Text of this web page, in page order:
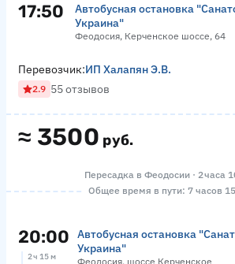
17:50
Автобусная остановка
Украина"
Феодосия, Керченское шоссе, 64
≈ 3500 руб.
Перевозчик:ИП Халапян Э.В.
2.9 55 отзывов
Пересадка в Феодосии · 2 часа
Общее время в пути: 7 часов
20:00
Автобусная остановка
Украина"
Феодосия, шоссе Керченское
2 ч 15 м